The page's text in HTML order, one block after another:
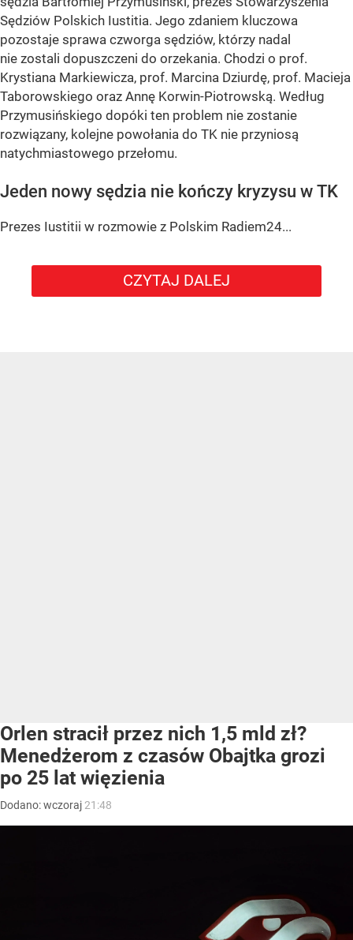
Sędziów Polskich Iustitia. Jego zdaniem kluczowa
pozostaje sprawa czworga sędziów, którzy nadal
nie zostali dopuszczeni do orzekania. Chodzi o prof.
Krystiana Markiewicza, prof. Marcina Dziurdę, prof. Macieja
Taborowskiego oraz Annę Korwin-Piotrowską. Według
Przymusińskiego dopóki ten problem nie zostanie
rozwiązany, kolejne powołania do TK nie przyniosą
natychmiastowego przełomu.
Jeden nowy sędzia nie kończy kryzysu w TK
Prezes Iustitii w rozmowie z Polskim Radiem24...
CZYTAJ DALEJ
Orlen stracił przez nich 1,5 mld zł?
Menedżerom z czasów Obajtka grozi
po 25 lat więzienia
Dodano:wczoraj 21:48